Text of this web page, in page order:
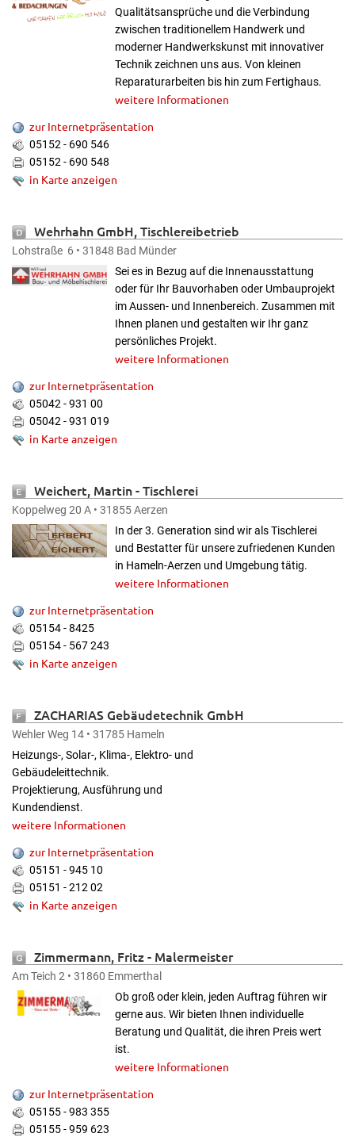
Qualitätsansprüche und die Verbindung
zwischen traditionellem Handwerk und
moderner Handwerkskunst mit innovativer
Technik zeichnen uns aus. Von kleinen
Reparaturarbeiten bis hin zum Fertighaus.
weitere Informationen
zur Internetpräsentation
05152 - 690 546
05152 - 690 548
in Karte anzeigen
Wehrhahn GmbH, Tischlereibetrieb
Lohstraße 6 • 31848 Bad Münder
Sei es in Bezug auf die Innenausstattung
oder für Ihr Bauvorhaben oder Umbauprojekt
im Aussen- und Innenbereich. Zusammen mit
Ihnen planen und gestalten wir Ihr ganz
persönliches Projekt.
weitere Informationen
zur Internetpräsentation
05042 - 931 00
05042 - 931 019
in Karte anzeigen
Weichert, Martin- Tischlerei
Koppelweg 20 A • 31855 Aerzen
In der 3. Generation sind wir als Tischlerei
und Bestatter für unsere zufriedenen Kunden
in Hameln-Aerzen und Umgebung tätig.
weitere Informationen
zur Internetpräsentation
05154 - 8425
05154 - 567 243
in Karte anzeigen
ZACHARIAS Gebäudetechnik GmbH
Wehler Weg 14 • 31785 Hameln
Heizungs-, Solar-, Klima-, Elektro- und
Gebäudeleittechnik.
Projektierung, Ausführung und
Kundendienst.
weitere Informationen
zur Internetpräsentation
05151 - 945 10
05151 - 212 02
in Karte anzeigen
Zimmermann, Fritz- Malermeister
Am Teich 2 • 31860 Emmerthal
Ob groß oder klein, jeden Auftrag führen wir
gerne aus. Wir bieten Ihnen individuelle
Beratung und Qualität, die ihren Preis wert
ist.
weitere Informationen
zur Internetpräsentation
05155 - 983 355
05155 - 959 623